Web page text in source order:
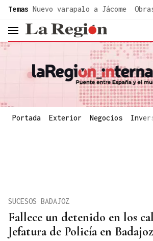
Temas Nuevo varapalo a Jácome
header.menu.open
Portada Exterior Negocios
Fallece un detenido en los
Jefatura de Policía en Badajoz
SUCESOS BADAJOZ